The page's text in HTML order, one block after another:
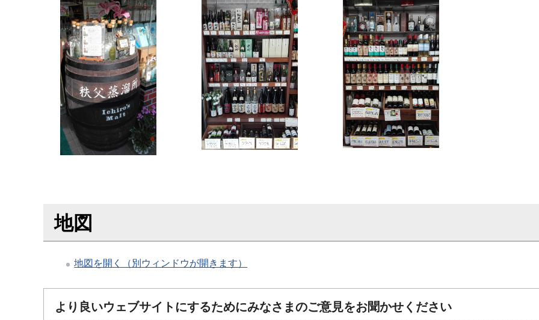
地図
地図を開く（別ウィンドウが開きます）
より良いウェブサイトにするためにみなさまのご意見をお聞かせください